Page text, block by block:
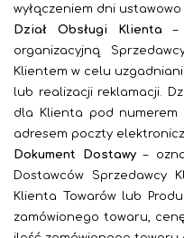
wyłączeniem dni
Dział Obsługi Klienta –
organizacyjną
Klientem w celu
lub realizacji reklamacji.
dla Klienta pod numerem
adresem poczty
Dokument Dostawy –
Dostawców Sprzedawcy
Klienta Towarów lub
zamówionego towaru,